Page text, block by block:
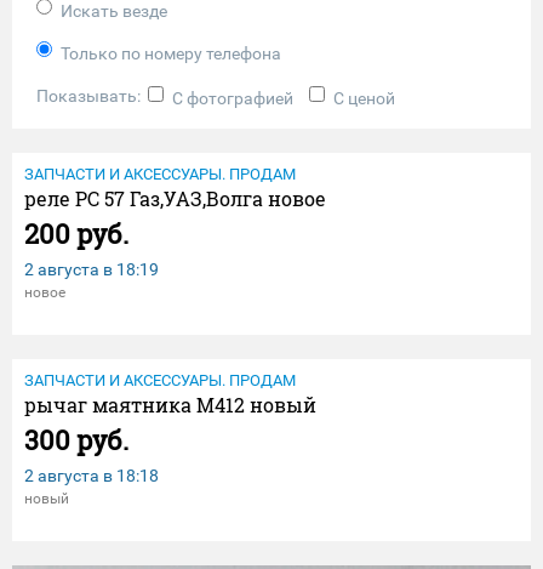
Искать везде
Только по номеру телефона
Показывать: С фотографией С ценой
ЗАПЧАСТИ И АКСЕССУАРЫ. ПРОДАМ
реле РС 57 Газ,УАЗ,Волга новое
200 руб.
2 августа в 18:19
новое
ЗАПЧАСТИ И АКСЕССУАРЫ. ПРОДАМ
рычаг маятника М412 новый
300 руб.
2 августа в 18:18
новый